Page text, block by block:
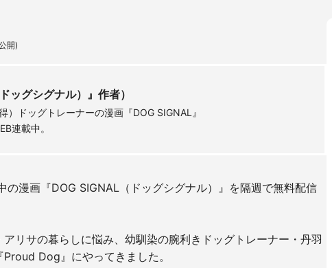
開)
ッグシグナル）』作者）
ドッグトレーナーの漫画『DOG SIGNAL』
連載中。
の漫画『DOG SIGNAL（ドッグシグナル）』を隔週で無料配信
リサの暮らしに悩み、幼馴染の腕利きドッグトレーナー・丹羽
Dog』にやってきました。